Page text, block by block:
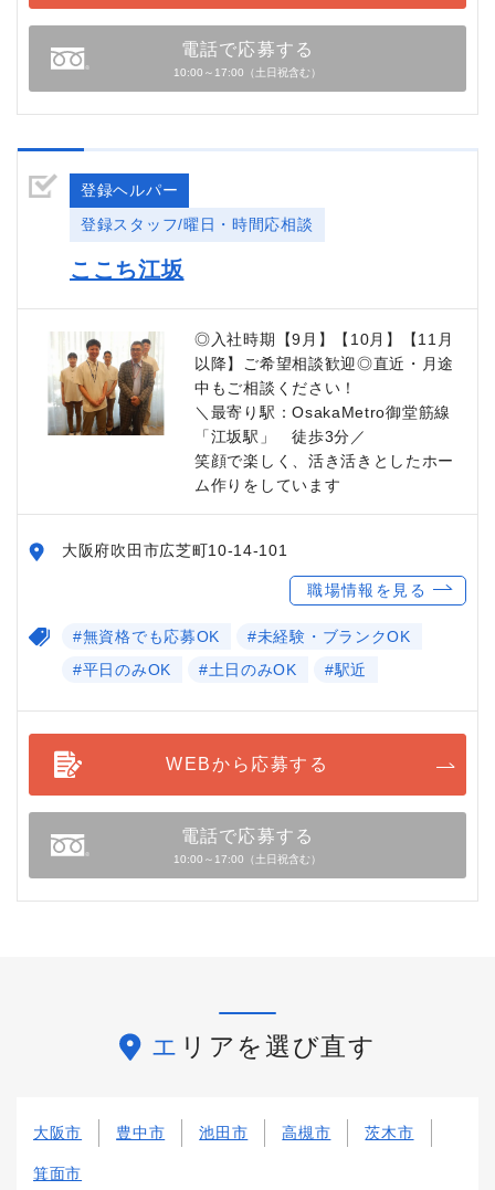
電話で応募する
10:00～17:00（土日祝含む）
登録ヘルパー
登録スタッフ/曜日・時間応相談
ここち江坂
◎入社時期【9月】【10月】【11月
以降】ご希望相談歓迎◎直近・月途
中もご相談ください！
＼最寄り駅：OsakaMetro御堂筋線
「江坂駅」 徒歩3分／
笑顔で楽しく、活き活きとしたホー
ム作りをしています
大阪府吹田市広芝町10-14-101
職場情報を見る
#無資格でも応募OK
#未経験・ブランクOK
#平日のみOK
#土日のみOK #駅近
WEBから応募する
電話で応募する
10:00～17:00（土日祝含む）
エリアを選び直す
大阪市 豊中市 池田市 高槻市 茨木市
箕面市